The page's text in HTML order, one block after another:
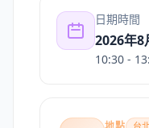
日期時間
2026年8
10:30 -